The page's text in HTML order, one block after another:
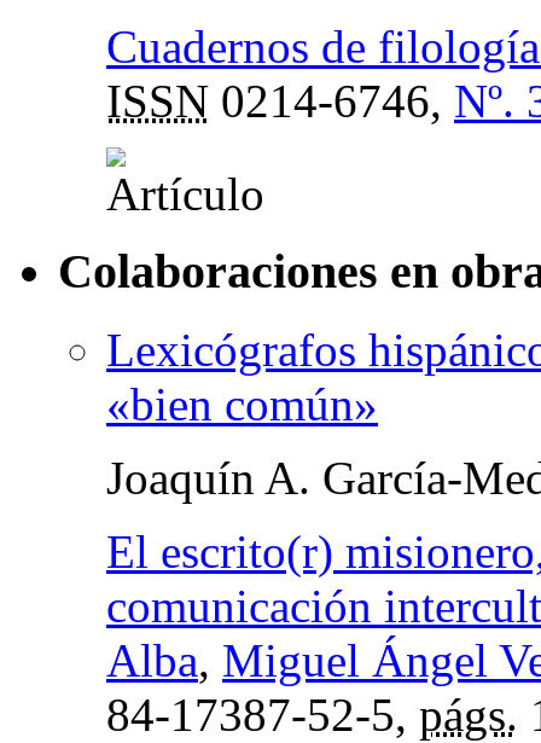
Cuadernos de
ISSN 0214-6746, Nº.
Colaboraciones en
Lexicógrafos
«bien común»
Joaquín A. García-
El escrito(r)
comunicación
Alba, Miguel Ángel
84-17387-52-5, págs.